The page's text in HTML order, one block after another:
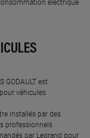
électrique
GODAULT est
véhicules
installés par des
professionnels
par Legrand pour